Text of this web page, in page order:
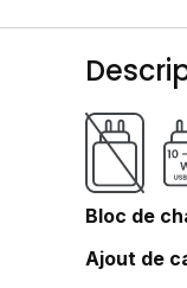
Bloc de
Ajout de